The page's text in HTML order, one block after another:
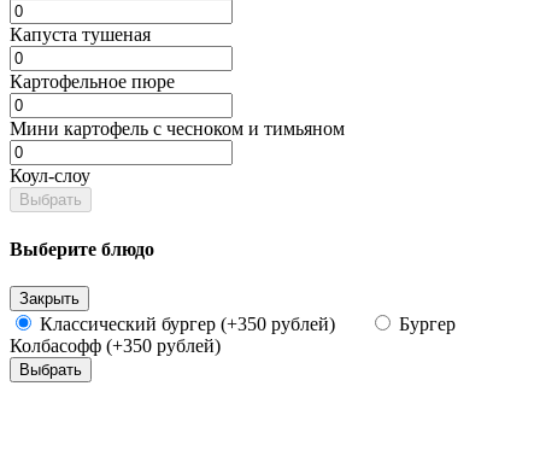
Капуста тушеная
Картофельное пюре
Мини картофель с чесноком и тимьяном
Коул-слоу
Выбрать
Выберите блюдо
Закрыть
Классический бургер (+350 рублей)
Бургер
Колбасофф (+350 рублей)
Выбрать